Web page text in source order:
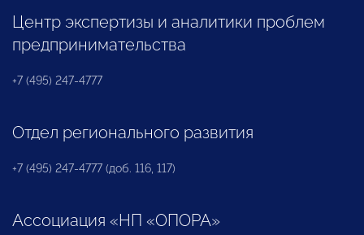
Центр экспертизы и аналитики проблем
предпринимательства
+7 (495) 247-4777
Отдел регионального развития
+7 (495) 247-4777 (доб. 116, 117)
Ассоциация «НП «ОПОРА»